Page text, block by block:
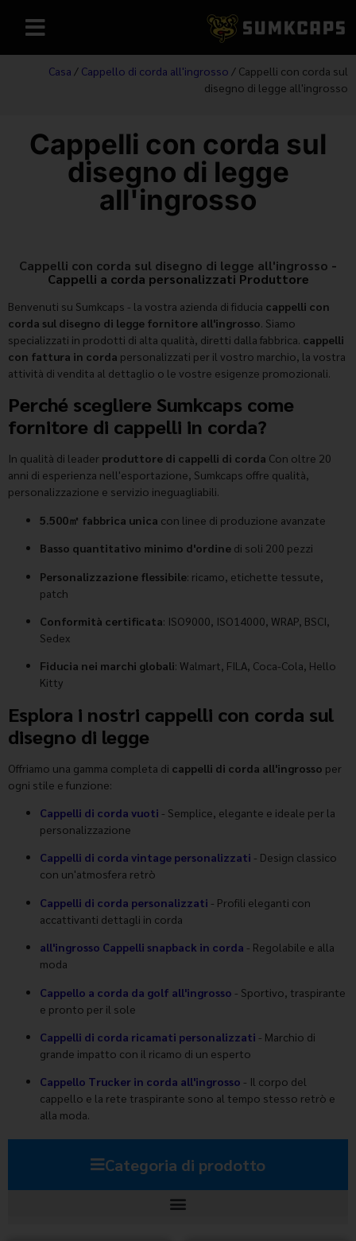
Casa / Cappello di corda all'ingrosso / Cappelli con corda sul
disegno di legge all'ingrosso
Cappelli con corda sul
disegno di legge
all'ingrosso
Cappelli con corda sul disegno di legge all'ingrosso -
Cappelli a corda personalizzati Produttore
Benvenuti su Sumkcaps - la vostra azienda di fiducia cappelli con
corda sul disegno di legge fornitore all'ingrosso. Siamo
specializzati in prodotti di alta qualità, diretti dalla fabbrica. cappelli
con fattura in corda personalizzati per il vostro marchio, la vostra
attività di vendita al dettaglio o le vostre esigenze promozionali.
Perché scegliere Sumkcaps come
fornitore di cappelli in corda?
In qualità di leader produttore di cappelli di corda Con oltre 20
anni di esperienza nell'esportazione, Sumkcaps offre qualità,
personalizzazione e servizio ineguagliabili.
5.500㎡ fabbrica unica con linee di produzione avanzate
Basso quantitativo minimo d'ordine di soli 200 pezzi
Personalizzazione flessibile: ricamo, etichette tessute,
patch
Conformità certificata: ISO9000, ISO14000, WRAP, BSCI,
Sedex
Fiducia nei marchi globali: Walmart, FILA, Coca-Cola, Hello
Kitty
Esplora i nostri cappelli con corda sul
disegno di legge
Offriamo una gamma completa di cappelli di corda all'ingrosso per
ogni stile e funzione:
Cappelli di corda vuoti - Semplice, elegante e ideale per la
personalizzazione
Cappelli di corda vintage personalizzati - Design classico
con un'atmosfera retrò
Cappelli di corda personalizzati - Profili eleganti con
accattivanti dettagli in corda
all'ingrosso Cappelli snapback in corda - Regolabile e alla
moda
Cappello a corda da golf all'ingrosso - Sportivo, traspirante
e pronto per il sole
Cappelli di corda ricamati personalizzati - Marchio di
grande impatto con il ricamo di un esperto
Cappello Trucker in corda all'ingrosso - Il corpo del
cappello e la rete traspirante sono al tempo stesso retrò e
alla moda.
Categoria di prodotto